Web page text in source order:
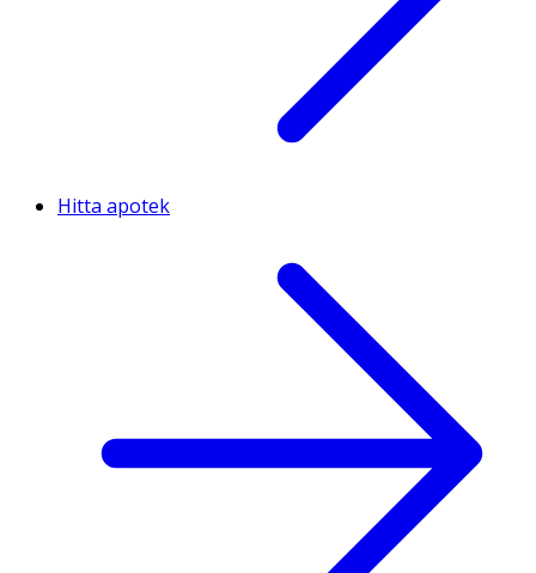
Hitta apotek